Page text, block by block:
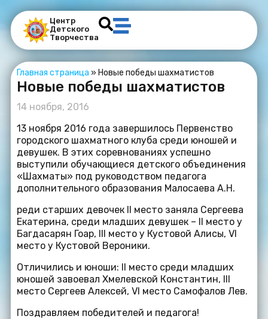
Центр
Детского
Творчества
Главная страница » Новые победы шахматистов
Новые победы шахматистов
14 ноября, 2016
13 ноября 2016 года завершилось Первенство
городского шахматного клуба среди юношей и
девушек. В этих соревнованиях успешно
выступили обучающиеся детского объединения
«Шахматы» под руководством педагога
дополнительного образования Малосаева А.Н.
реди старших девочек II место заняла Сергеева
Екатерина, среди младших девушек – II место у
Багдасарян Гоар, III место у Кустовой Алисы, VI
место у Кустовой Вероники.
Отличились и юноши: II место среди младших
юношей завоевал Хмелевской Константин, III
место Сергеев Алексей, VI место Самофалов Лев.
Поздравляем победителей и педагога!